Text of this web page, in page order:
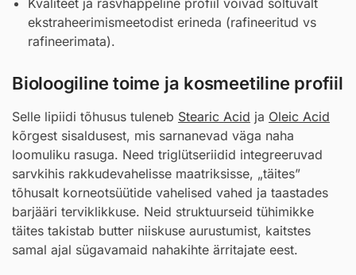
ekstraheerimismeetodist erineda (rafineeritud vs
rafineerimata).
Bioloogiline toime ja kosmeetiline profiil
Selle lipiidi tõhusus tuleneb Stearic Acid ja Oleic Acid
kõrgest sisaldusest, mis sarnanevad väga naha
loomuliku rasuga. Need triglütseriidid integreeruvad
sarvkihis rakkudevahelisse maatriksisse, „täites”
tõhusalt korneotsüütide vahelised vahed ja taastades
barjääri terviklikkuse. Neid struktuurseid tühimikke
täites takistab butter niiskuse aurustumist, kaitstes
samal ajal sügavamaid nahakihte ärritajate eest.